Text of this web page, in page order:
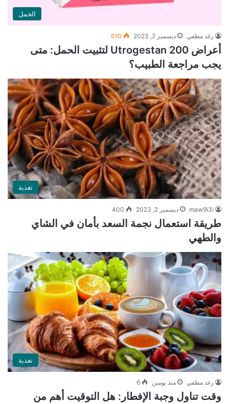
الحمل
رغد مطفي ديسمبر 2, 2023 610
أعراض Utrogestan 200 لتثبيت الحمل: متى
يجب مراجعة الطبيب؟
تغذية
maw9i3i ديسمبر 2, 2023 400
طريقة استعمال نجمة السعد بأمان في الشاي
والطهي
تغذية
رغد مطفي منذ يومين 6
وقت تناول وجبة الإفطار: هل التوقيت أهم من